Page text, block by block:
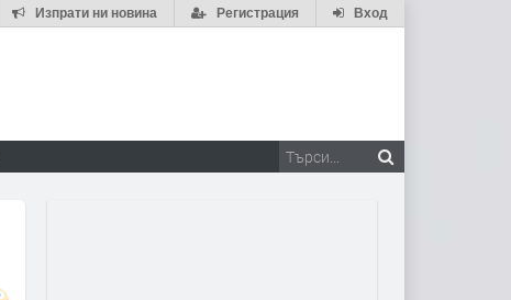
Вход
Регистрация
Изпрати ни новина